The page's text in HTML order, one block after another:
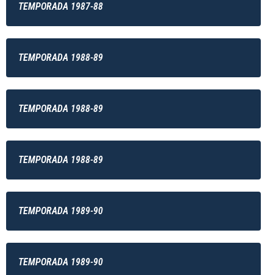
TEMPORADA 1987-88
TEMPORADA 1988-89
TEMPORADA 1988-89
TEMPORADA 1988-89
TEMPORADA 1989-90
TEMPORADA 1989-90